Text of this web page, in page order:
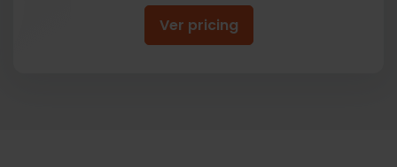
Ver pricing